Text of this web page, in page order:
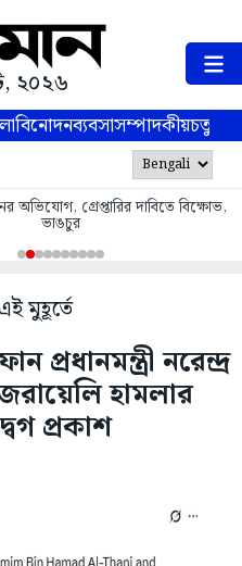
২০২৬
বিনোদনব্যবসাসম্পাদকীয়
অভিযোগ, গ্রেপ্তারির দাবিতে বিক্ষোভ,
ভাঙচুর
মুহূর্তে
নরেন্দ্র
হামলার
প্রকাশ